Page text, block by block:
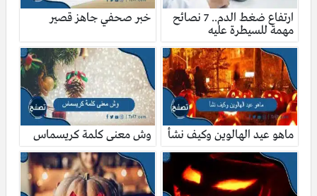
ارتفاع ضغط الدم.. 7 نصائح
مهمة للسيطرة عليه
خبر صحفي جاهز قصير
ماهو عيد الهالوين وكيف نشأ وش معنى كلمة كريسماس